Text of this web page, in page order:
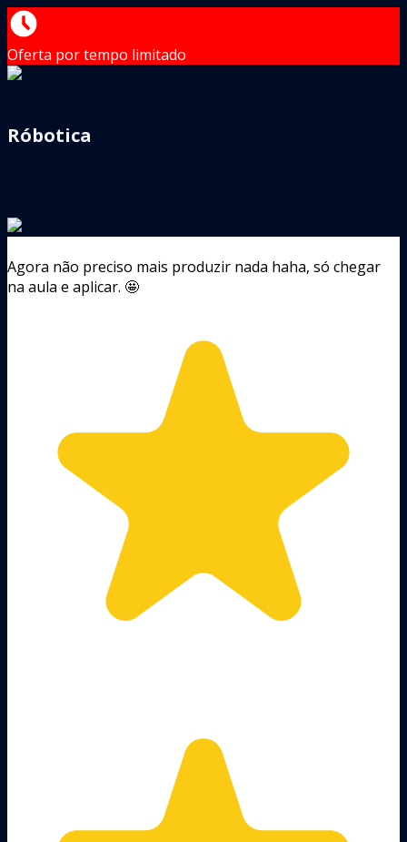
Oferta por tempo limitado
Róbotica
Agora não preciso mais produzir nada haha, só chegar
na aula e aplicar. 🤩